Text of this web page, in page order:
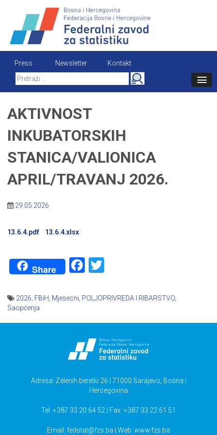
content
Press Newsletter
Kontakt
Search
for:
AKTIVNOST
INKUBATORSKIH
STANICA/VALIONICA
APRIL/TRAVANJ 2026.
29.05.2026
13.6.4.pdf 13.6.4.xlsx
Share Facebook
2026 FBiH Mjesecni POLJOPRIVREDA I RIBARSTVO
Saopćenja
Adresa: Zelenih beretki 26 | 71000 Sarajevo, Bosna i
Hercegovina
Tel: +387 33 20 64 52 | Fax: +387 33 22 61 51
Email: fedstat@fzs.ba | Web: www.fzs.ba